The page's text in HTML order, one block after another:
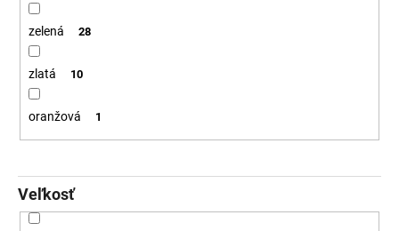
zelená 28
zlatá 10
oranžová 1
Veľkosť